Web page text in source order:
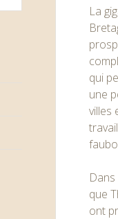
La
qui
une
villes
que
ont